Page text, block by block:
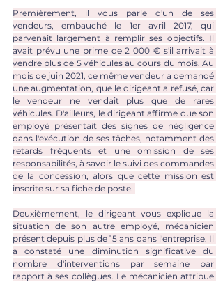
Premièrement, il vous parle d'un de ses
vendeurs, embauché le 1er avril 2017, qui
parvenait largement à remplir ses objectifs. Il
avait prévu une prime de 2 000 € s'il arrivait à
vendre plus de 5 véhicules au cours du mois. Au
mois de juin 2021, ce même vendeur a demandé
une augmentation, que le dirigeant a refusé, car
le vendeur ne vendait plus que de rares
véhicules. D'ailleurs, le dirigeant affirme que son
employé présentait des signes de négligence
dans l'exécution de ses tâches, notamment des
retards fréquents et une omission de ses
responsabilités, à savoir le suivi des commandes
de la concession, alors que cette mission est
inscrite sur sa fiche de poste.
Deuxièmement, le dirigeant vous explique la
situation de son autre employé, mécanicien
présent depuis plus de 15 ans dans l'entreprise. Il
a constaté une diminution significative du
nombre d'interventions par semaine par
rapport à ses collègues. Le mécanicien attribue